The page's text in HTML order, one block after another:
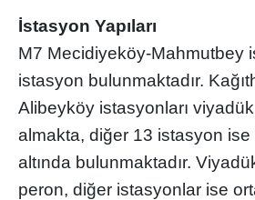
İstasyon Yapıları
M7 Mecidiyeköy-Mahmutbey
istasyon bulunmaktadır.
Alibeyköy istasyonları
almakta, diğer 13 istasyon
altında bulunmaktadır.
peron, diğer istasyonlar ise